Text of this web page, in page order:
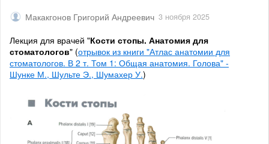
Макакгонов Григорий Андреевич 3 ноября 2025
Лекция для врачей "Кости стопы. Анатомия для
стоматологов" (отрывок из книги "Атлас анатомии для
стоматологов. В 2 т. Том 1: Общая анатомия. Голова" -
Шунке М., Шульте Э., Шумахер У.)